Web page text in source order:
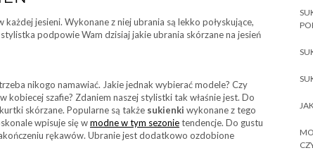
jesieni. Wykonane z niej ubrania są lekko połyskujące,
podpowie Wam dzisiaj jakie ubrania skórzane na jesień
nikogo namawiać. Jakie jednak wybierać modele? Czy
kobiecej szafie? Zdaniem naszej stylistki tak właśnie jest. Do
skórzane. Popularne są także sukienki wykonane z tego
wpisuje się wmodne w tym sezonietendencje. Do gustu
rękawów. Ubranie jest dodatkowo ozdobione